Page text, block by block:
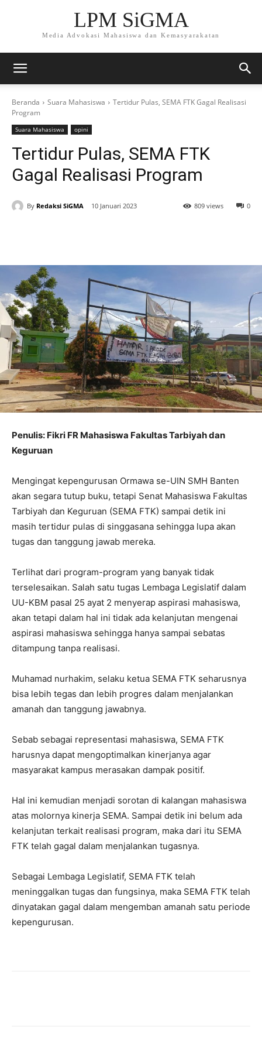
LPM SiGMA
Media Advokasi Mahasiswa dan Kemasyarakatan
Beranda Suara Mahasiswa
Tertidur Pulas, SEMA FTK Gagal Realisasi
Program
Suara Mahasiswa opini
Tertidur Pulas, SEMA FTK
Gagal Realisasi Program
By Redaksi SiGMA 10 Januari 2023 0
809 views
Penulis: Fikri FR Mahasiswa Fakultas Tarbiyah dan
Keguruan
Mengingat kepengurusan Ormawa se-UIN SMH Banten
akan segara tutup buku, tetapi Senat Mahasiswa Fakultas
Tarbiyah dan Keguruan (SEMA FTK) sampai detik ini
masih tertidur pulas di singgasana sehingga lupa akan
tugas dan tanggung jawab mereka.
Terlihat dari program-program yang banyak tidak
terselesaikan. Salah satu tugas Lembaga Legislatif dalam
UU-KBM pasal 25 ayat 2 menyerap aspirasi mahasiswa,
akan tetapi dalam hal ini tidak ada kelanjutan mengenai
aspirasi mahasiswa sehingga hanya sampai sebatas
ditampung tanpa realisasi.
Muhamad nurhakim, selaku ketua SEMA FTK seharusnya
bisa lebih tegas dan lebih progres dalam menjalankan
amanah dan tanggung jawabnya.
Sebab sebagai representasi mahasiswa, SEMA FTK
harusnya dapat mengoptimalkan kinerjanya agar
masyarakat kampus merasakan dampak positif.
Hal ini kemudian menjadi sorotan di kalangan mahasiswa
atas molornya kinerja SEMA. Sampai detik ini belum ada
kelanjutan terkait realisasi program, maka dari itu SEMA
FTK telah gagal dalam menjalankan tugasnya.
Sebagai Lembaga Legislatif, SEMA FTK telah
meninggalkan tugas dan fungsinya, maka SEMA FTK telah
dinyatakan gagal dalam mengemban amanah satu periode
kepengurusan.